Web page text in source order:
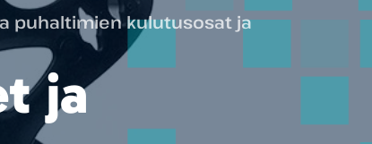
puhaltimien kulutusosat ja
ja